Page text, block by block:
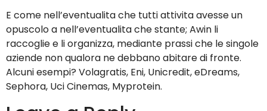
E come nell’eventualita che tutti attivita avesse un
opuscolo a nell’eventualita che stante; Awin li
raccoglie e li organizza, mediante prassi che le singole
aziende non qualora ne debbano abitare di fronte.
Alcuni esempi? Volagratis, Eni, Unicredit, eDreams,
Sephora, Uci Cinemas, Myprotein.